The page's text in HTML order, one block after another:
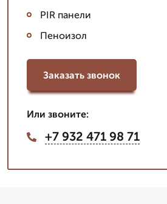
PIR панели
Пеноизол
Заказать звонок
Или звоните:
+7 932 471 98 71